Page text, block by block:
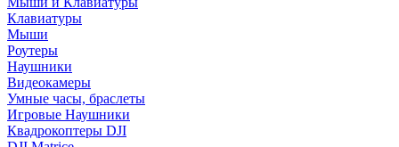
Клавиатуры
Мыши
Роутеры
Наушники
Видеокамеры
Умные часы, браслеты
Игровые Наушники
Квадрокоптеры DJI